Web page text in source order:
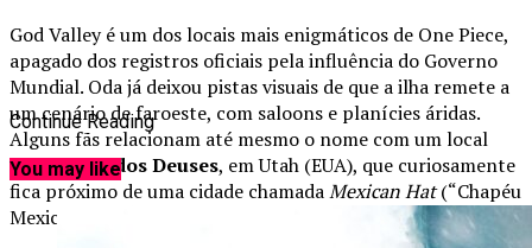
God Valley é um dos locais mais enigmáticos de One Piece,
apagado dos registros oficiais pela influência do Governo
Mundial. Oda já deixou pistas visuais de que a ilha remete a
um cenário de faroeste, com saloons e planícies áridas.
Alguns fãs relacionam até mesmo o nome com um local
real, oVale dos Deuses, em Utah (EUA), que curiosamente
fica próximo de uma cidade chamadaMexican Hat(“Chapéu
Mexicano”).
Continue Reading
You may like